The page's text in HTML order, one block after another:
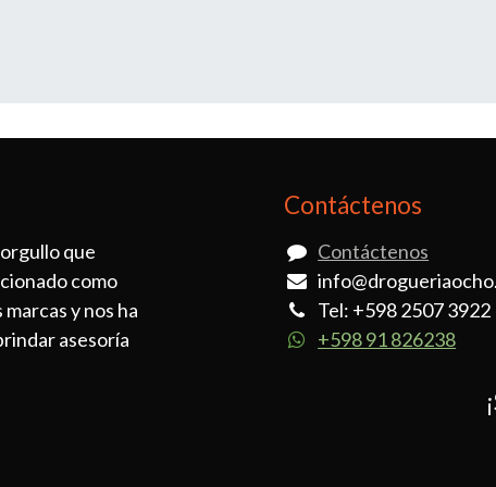
que
como
y nos ha
asesoría
Contáctenos
Contáctenos
Tel: +598 2507 3922
+598 91 826238